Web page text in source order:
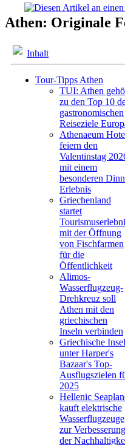
Athen: Originale
Inhalt
Tour-Tipps Athen
TUI: Athen
zu den Top 10
gastronomischen
Reiseziele
Athenaeum
feiern den
Valentinstag
mit einem
besonderen
Erlebnis
Griechenland
startet
mit der Öffnung
von Fischfarmen
für die
Öffentlichkeit
Alimos-
Wasserflugzeug-
Drehkreuz soll
Athen mit den
griechischen
Inseln verbinden
Griechische
unter Harper's
Bazaar's Top-
Ausflugszielen
2025
Hellenic
kauft elektrische
Wasserflugzeuge
zur Verbesserung
der